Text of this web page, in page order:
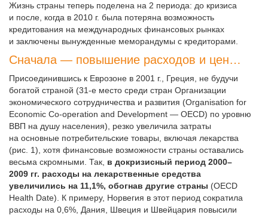
Жизнь страны теперь поделена на 2 периода: до кризиса
и после, когда в 2010 г. была потеряна возможность
кредитования на международных финансовых рынках
и заключены вынужденные меморандумы с кредиторами.
Сначала — повышение расходов и цен…
Присоединившись к Еврозоне в 2001 г., Греция, не будучи
богатой страной (31-е место среди стран Организации
экономического сотрудничества и развития (Organisation for
Economic Co-operation and Development — OECD) по уровню
ВВП на душу населения), резко увеличила затраты
на основные потребительские товары, включая лекарства
(рис. 1), хотя финансовые возможности страны оставались
весьма скромными. Так, в докризисный период 2000–
2009 гг. расходы на лекарственные средства
увеличились на 11,1%, обогнав другие страны (OECD
Health Date). К примеру, Норвегия в этот период сократила
расходы на 0,6%, Дания, Швеция и Швейцария повысили